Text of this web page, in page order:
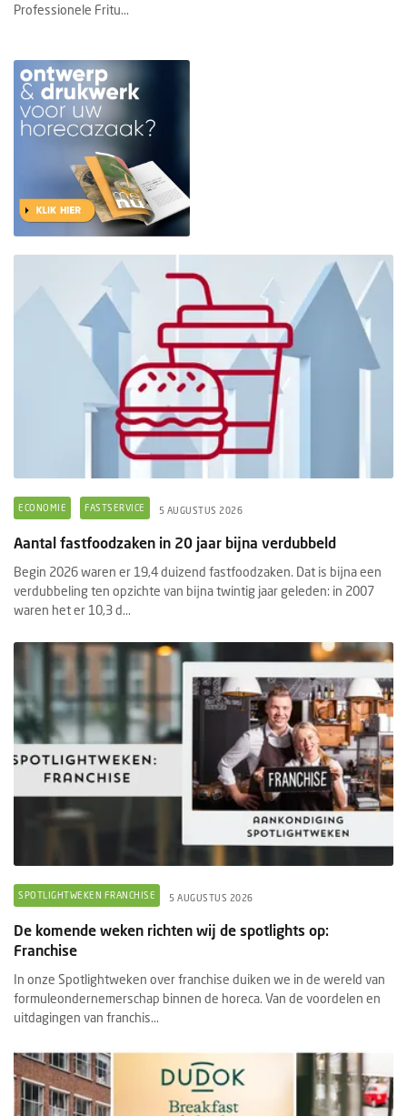
Professionele Fritu...
ECONOMIE FASTSERVICE 5 AUGUSTUS 2026
Aantal fastfoodzaken in 20 jaar bijna verdubbeld
Begin 2026 waren er 19,4 duizend fastfoodzaken. Dat is bijna een
verdubbeling ten opzichte van bijna twintig jaar geleden: in 2007
waren het er 10,3 d...
SPOTLIGHTWEKEN FRANCHISE 5 AUGUSTUS 2026
De komende weken richten wij de spotlights op:
Franchise
In onze Spotlightweken over franchise duiken we in de wereld van
formuleondernemerschap binnen de horeca. Van de voordelen en
uitdagingen van franchis...